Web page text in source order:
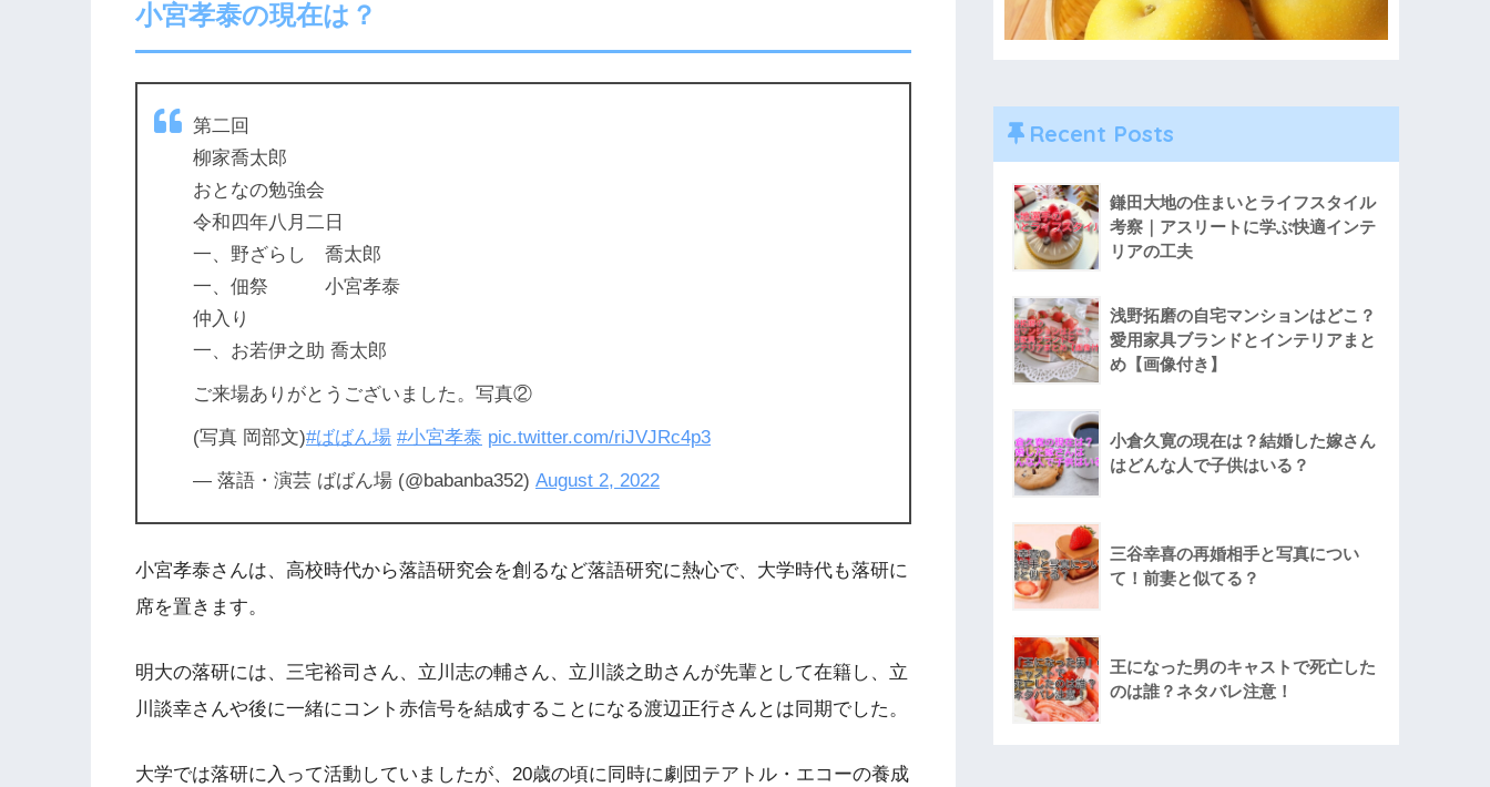
小宮孝泰の現在は？
第二回
柳家喬太郎
おとなの勉強会
令和四年八月二日
一、野ざらし 喬太郎
一、佃祭 小宮孝泰
仲入り
一、お若伊之助 喬太郎
ご来場ありがとうございました。写真②
(写真 岡部文)#ばばん場 #小宮孝泰 pic.twitter.com/riJVJRc4p3
— 落語・演芸 ばばん場 (@babanba352) August 2, 2022
小宮孝泰さんは、高校時代から落語研究会を創るなど落語研究に熱心で、大学時代も落研に
席を置きます。
明大の落研には、三宅裕司さん、立川志の輔さん、立川談之助さんが先輩として在籍し、立
川談幸さんや後に一緒にコント赤信号を結成することになる渡辺正行さんとは同期でした。
大学では落研に入って活動していましたが、20歳の頃に同時に劇団テアトル・エコーの養成
Recent Posts
鎌田大地の住まいとライフスタイル
考察｜アスリートに学ぶ快適インテ
リアの工夫
浅野拓磨の自宅マンションはどこ？
愛用家具ブランドとインテリアまと
め【画像付き】
小倉久寛の現在は？結婚した嫁さん
はどんな人で子供はいる？
三谷幸喜の再婚相手と写真につい
て！前妻と似てる？
王になった男のキャストで死亡した
のは誰？ネタバレ注意！